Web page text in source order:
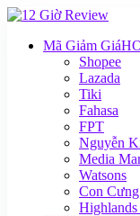
Mã Giảm Giá
Shopee
Lazada
Tiki
Fahasa
FPT
Nguyễn
Media
Watsons
Con Cưng